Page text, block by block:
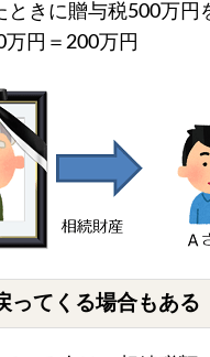
ときに贈与税500万円
万円＝200万円
ってくる場合もある